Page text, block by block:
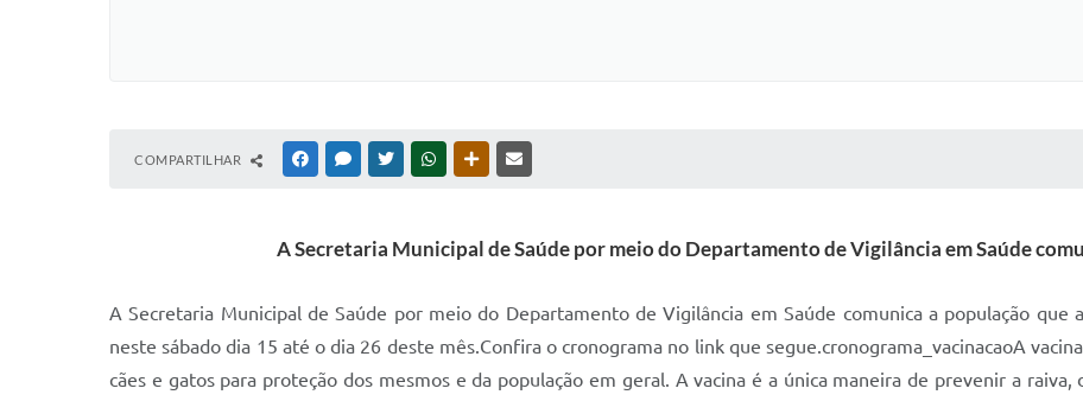
COMPARTILHAR FACEBOOKMESSENGER
TWITTERWHATSAPPOUTRAS MÍDIAS
A Secretaria Municipal de Saúde por meio do Departamento de Vigilância em Saúde
A Secretaria Municipal de Saúde por meio do Departamento de Vigilância em Saúde comunica a população que
neste sábado dia 15 até o dia 26 deste mês.Confira o cronograma no link que segue.cronograma_vacinacaoA
cães e gatos para proteção dos mesmos e da população em geral. A vacina é a única maneira de prevenir a